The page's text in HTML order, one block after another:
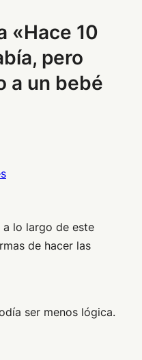
«Hace 10
pero
a un bebé
lo largo de este
de hacer las
ser menos lógica.